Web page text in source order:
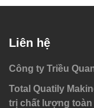
Liên hệ
Công ty Triều
Total Quatily
trị chất lượng toàn